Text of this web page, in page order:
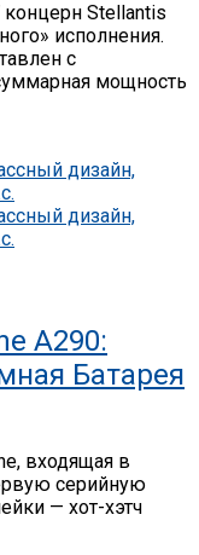
Stellantis
исполнения.
с
мощность
A290:
Батарея
входящая в
серийную
— хот-хэтч